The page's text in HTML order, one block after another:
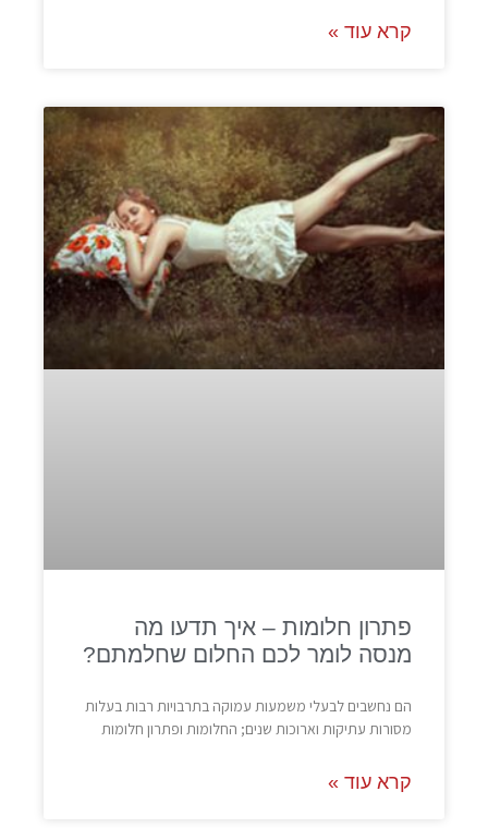
קרא עוד »
פתרון חלומות – איך תדעו מה
מנסה לומר לכם החלום שחלמתם?
הם נחשבים לבעלי משמעות עמוקה בתרבויות רבות בעלות
מסורות עתיקות וארוכות שנים; החלומות ופתרון חלומות
קרא עוד »